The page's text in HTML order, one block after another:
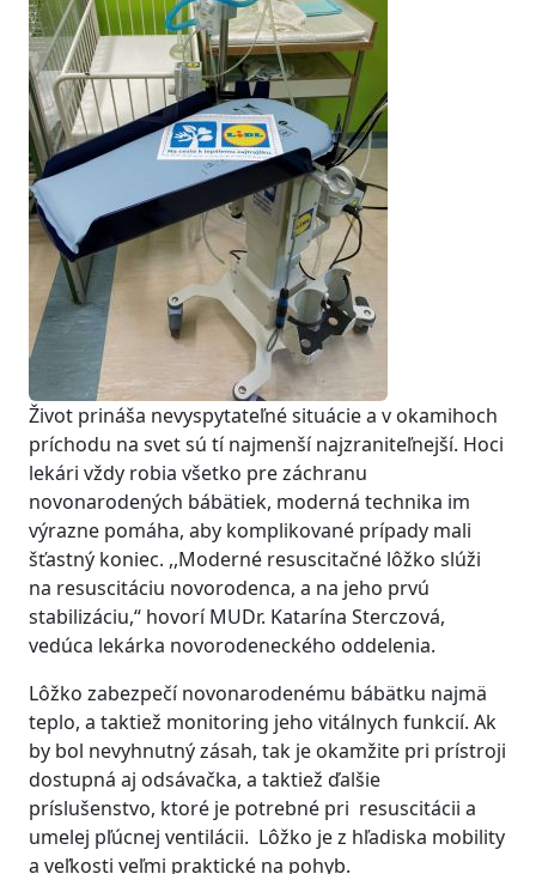
Život prináša nevyspytateľné situácie a v okamihoch
príchodu na svet sú tí najmenší najzraniteľnejší. Hoci
lekári vždy robia všetko pre záchranu
novonarodených bábätiek, moderná technika im
výrazne pomáha, aby komplikované prípady mali
šťastný koniec. ,,Moderné resuscitačné lôžko slúži
na resuscitáciu novorodenca, a na jeho prvú
stabilizáciu,“ hovorí MUDr. Katarína Sterczová,
vedúca lekárka novorodeneckého oddelenia.
Lôžko zabezpečí novonarodenému bábätku najmä
teplo, a taktiež monitoring jeho vitálnych funkcií. Ak
by bol nevyhnutný zásah, tak je okamžite pri prístroji
dostupná aj odsávačka, a taktiež ďalšie
príslušenstvo, ktoré je potrebné pri resuscitácii a
umelej pľúcnej ventilácii. Lôžko je z hľadiska mobility
a veľkosti veľmi praktické na pohyb.